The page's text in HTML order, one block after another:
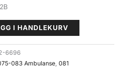
I HANDLEKURV
6696
083 Ambulanse 081